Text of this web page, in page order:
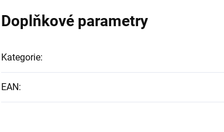
Doplňkové parametry
Kategorie:
EAN: